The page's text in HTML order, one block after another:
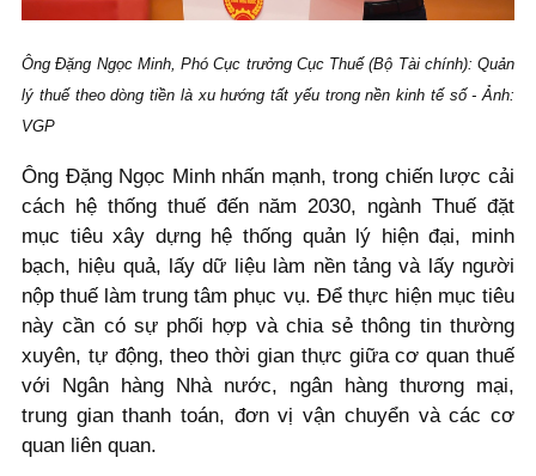
Ông Đặng Ngọc Minh, Phó Cục trưởng Cục Thuế (Bộ Tài chính): Quản
lý thuế theo dòng tiền là xu hướng tất yếu trong nền kinh tế số - Ảnh:
VGP
Ông Đặng Ngọc Minh nhấn mạnh, trong chiến lược cải
cách hệ thống thuế đến năm 2030, ngành Thuế đặt
mục tiêu xây dựng hệ thống quản lý hiện đại, minh
bạch, hiệu quả, lấy dữ liệu làm nền tảng và lấy người
nộp thuế làm trung tâm phục vụ. Để thực hiện mục tiêu
này cần có sự phối hợp và chia sẻ thông tin thường
xuyên, tự động, theo thời gian thực giữa cơ quan thuế
với Ngân hàng Nhà nước, ngân hàng thương mại,
trung gian thanh toán, đơn vị vận chuyển và các cơ
quan liên quan.